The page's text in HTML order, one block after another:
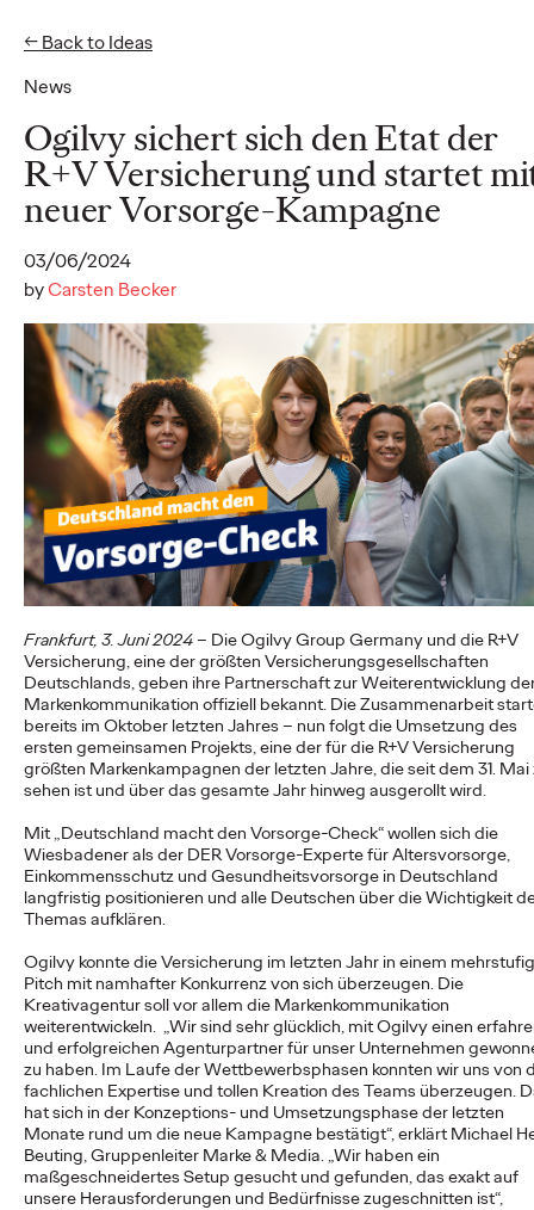
News
← Back to Ideas
Ogilvy sichert sich den Etat der
R+V Versicherung und startet
neuer Vorsorge-Kampagne
03/06/2024
byCarsten Becker
Frankfurt, 3. Juni 2024 – Die Ogilvy Group Germany und die R+V
Versicherung, eine der größten Versicherungsgesellschaften
Deutschlands, geben ihre Partnerschaft zur Weiterentwicklung
Markenkommunikation offiziell bekannt. Die Zusammenarbeit
bereits im Oktober letzten Jahres – nun folgt die Umsetzung des
ersten gemeinsamen Projekts, eine der für die R+V Versicherung
größten Markenkampagnen der letzten Jahre, die seit dem 31. Mai
sehen ist und über das gesamte Jahr hinweg ausgerollt wird.
Mit „Deutschland macht den Vorsorge-Check“ wollen sich die
Wiesbadener als der DER Vorsorge-Experte für Altersvorsorge,
Einkommensschutz und Gesundheitsvorsorge in Deutschland
langfristig positionieren und alle Deutschen über die Wichtigkeit
Themas aufklären.
Ogilvy konnte die Versicherung im letzten Jahr in einem
Pitch mit namhafter Konkurrenz von sich überzeugen. Die
Kreativagentur soll vor allem die Markenkommunikation
weiterentwickeln. „Wir sind sehr glücklich, mit Ogilvy einen
und erfolgreichen Agenturpartner für unser Unternehmen
zu haben. Im Laufe der Wettbewerbsphasen konnten wir uns von
fachlichen Expertise und tollen Kreation des Teams überzeugen.
hat sich in der Konzeptions- und Umsetzungsphase der letzten
Monate rund um die neue Kampagne bestätigt“, erklärt Michael
Beuting, Gruppenleiter Marke & Media. „Wir haben ein
maßgeschneidertes Setup gesucht und gefunden, das exakt auf
unsere Herausforderungen und Bedürfnisse zugeschnitten ist“,
Ideas
NEWS
Social.Lab stellt mit
neuer Führungsspitze
die Weichen für
weiteres Wachstum
Carsten Becker 17/06/2026
Als klares Zeichen für die dynamische Entwicklung stellt
Social.Lab, die zur Ogilvy Group Germany gehörende Social-
First-Agentur, die Weichen für die…
More→
NEWS
Reisen darf kein Luxus
sein: DB und Ogilvy
bewerben günstiges
Familienticket der
Bahn.
Carsten Becker 16/06/2026
In einer Zeit, in der steigende Spritpreise die Budgets vieler
Haushalte belasten, setzt die Deutsche Bahn ein klares Zeichen
für…
More→
NEWS
Von der Vision zur